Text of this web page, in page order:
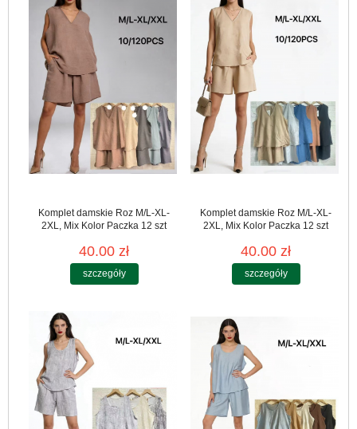
Komplet damskie Roz M/L-XL-
2XL, Mix Kolor Paczka 12 szt
40.00 zł
szczegóły
Komplet damskie Roz M/L-XL-
2XL, Mix Kolor Paczka 12 szt
40.00 zł
szczegóły